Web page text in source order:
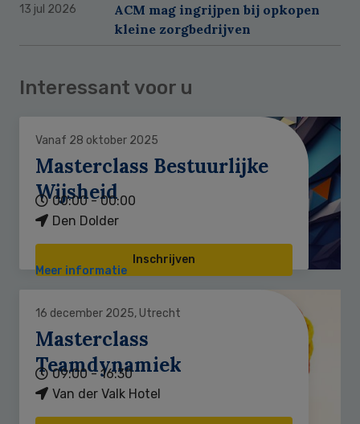
13 jul 2026
ACM mag ingrijpen bij opkopen
kleine zorgbedrijven
Interessant voor u
Vanaf 28 oktober 2025
Masterclass Bestuurlijke
Wijsheid
00:00 - 00:00
Den Dolder
Inschrijven
Meer informatie
16 december 2025, Utrecht
Masterclass
Teamdynamiek
09:00 - 16:30
Van der Valk Hotel